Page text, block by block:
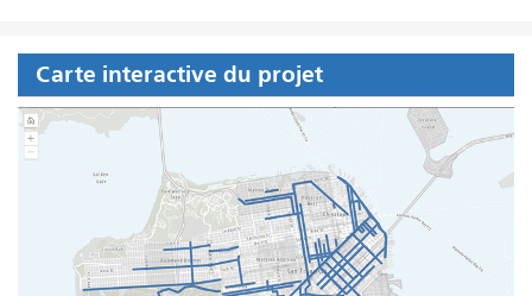
Carte interactive du projet